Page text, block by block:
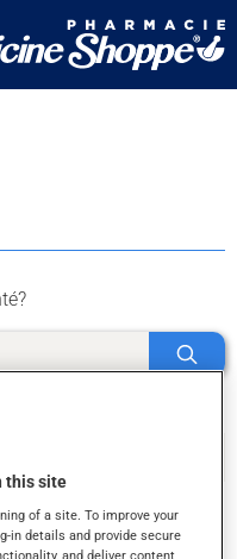
this site
of a site. To improve your
in details and provide secure